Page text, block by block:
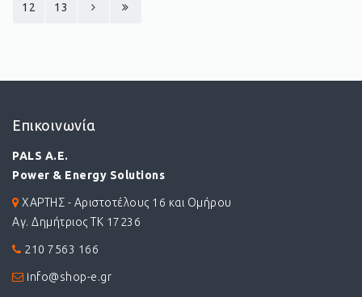
12 13
Επικοινωνία
PALS A.E.
Power & Energy Solutions
ΧΑΡΤΗΣ - Αριστοτέλους 16 και Ομήρου
Αγ. Δημήτριος ΤΚ 17236
210 7563 166
info@shop-e.gr